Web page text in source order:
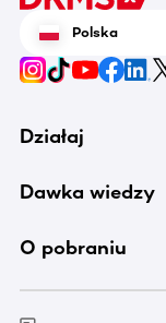
Polska
Działaj
Dawka wiedzy
O pobraniu